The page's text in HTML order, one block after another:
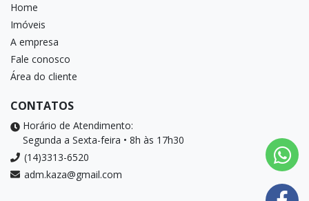
Home
Imóveis
A empresa
Fale conosco
Área do cliente
CONTATOS
Horário de Atendimento:
Segunda a Sexta-feira • 8h às 17h30
(14)3313-6520
adm.kaza@gmail.com